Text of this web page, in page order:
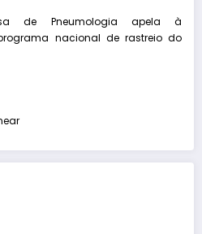
de Pneumologia apela à
nacional de rastreio do